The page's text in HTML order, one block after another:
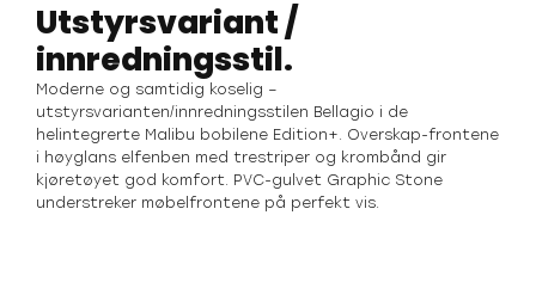
Utstyrsvariant /
innredningsstil.
Moderne og samtidig koselig –
utstyrsvarianten/innredningsstilen Bellagio i de
helintegrerte Malibu bobilene Edition+. Overskap-frontene
i høyglans elfenben med trestriper og krombånd gir
kjøretøyet god komfort. PVC-gulvet Graphic Stone
understreker møbelfrontene på perfekt vis.